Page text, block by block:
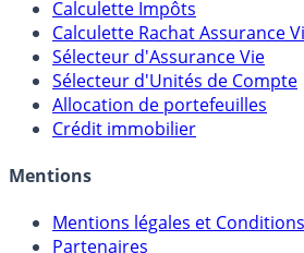
Calculateur d'intérêts
Calculette Impôts
Calculette Rachat Assurance Vie
Sélecteur d'Assurance Vie
Sélecteur d'Unités de Compte
Crédit immobilier
Mentions